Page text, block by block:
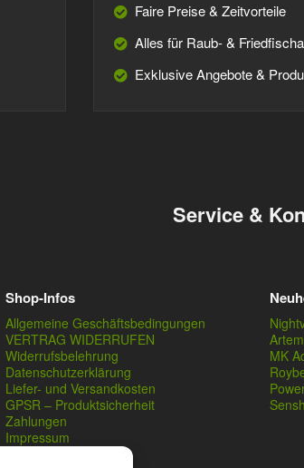
Faire Preise & Zeitvorteile
Alles für Raub- &
Exklusive Angebote &
Service &
Shop-Infos
Allgemeine Geschäftsbedingungen
VERTRAG WIDERRUFEN
Widerrufsbelehrung
Datenschutzerklärung
Liefer- und Versandkosten
GPSR – Produktsicherheit
Zahlungen
Impressum
MK